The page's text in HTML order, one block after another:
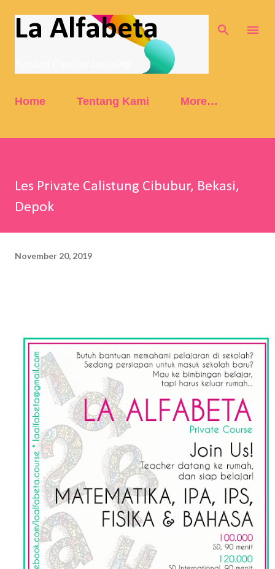
Skip to main content
La Alfabeta
Home Tentang Kami More…
Les Private Calistung Cibubur, Bekasi,
Depok
November 20, 2019